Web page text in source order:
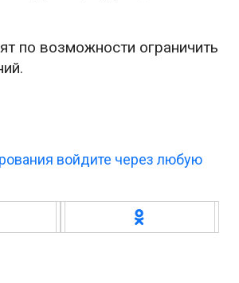
по возможности ограничить
войдите через любую